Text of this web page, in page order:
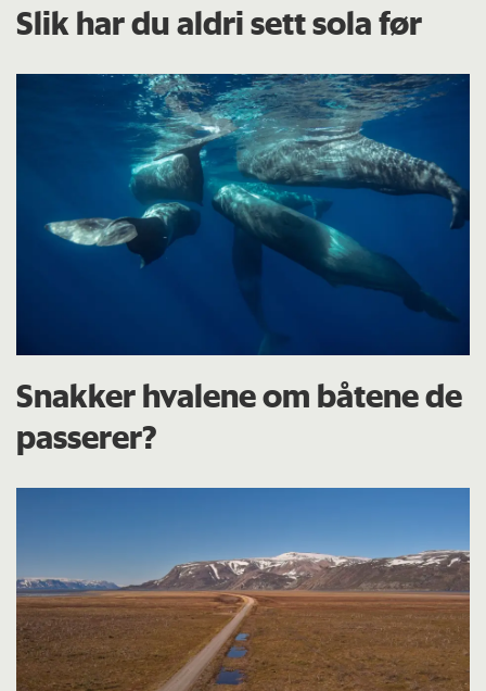
Slik har du aldri sett sola før
Snakker hvalene om båtene de
passerer?